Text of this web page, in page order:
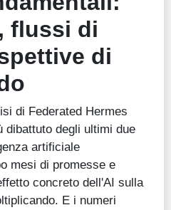
flussi di
di
di Federated Hermes
dibattuto degli ultimi due
artificiale
mesi di promesse e
concreto dell'AI sulla
E i numeri